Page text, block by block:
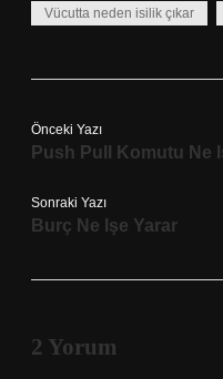
Vücutta neden isilik çıkar
Önceki Yazı
Push Pull Komutu Ne
Sonraki Yazı
Burç Ne Işe Yarar
2 Yorum